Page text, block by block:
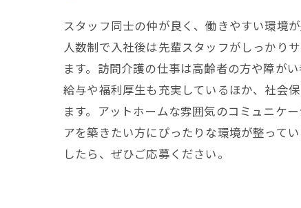
スタッフ同士の仲が良く、働きやすい環境
人数制で入社後は先輩スタッフがしっかり
ます。訪問介護の仕事は高齢者の方や障が
給与や福利厚生も充実しているほか、社会
ます。アットホームな雰囲気のコミュニケ
アを築きたい方にぴったりな環境が整って
したら、ぜひご応募ください。